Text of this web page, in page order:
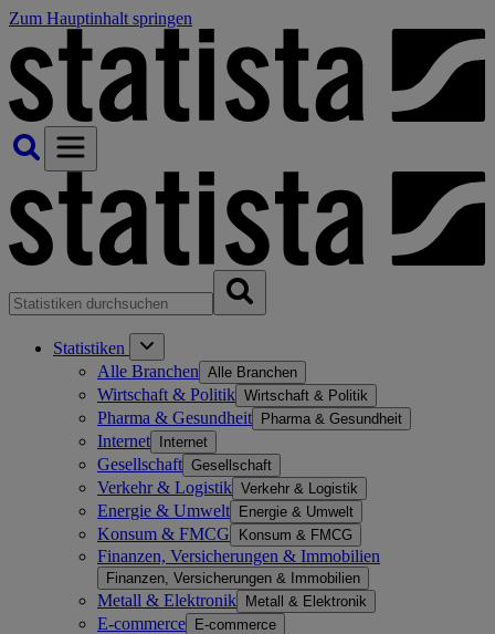
Zum Hauptinhalt springen
Statistiken
Alle Branchen Alle Branchen
Wirtschaft & Politik Wirtschaft & Politik
Pharma & Gesundheit Pharma & Gesundheit
Internet Internet
Gesellschaft Gesellschaft
Verkehr & Logistik Verkehr & Logistik
Energie & Umwelt Energie & Umwelt
Konsum & FMCG Konsum & FMCG
Finanzen, Versicherungen & Immobilien
Finanzen, Versicherungen & Immobilien
Metall & Elektronik Metall & Elektronik
E-commerce E-commerce